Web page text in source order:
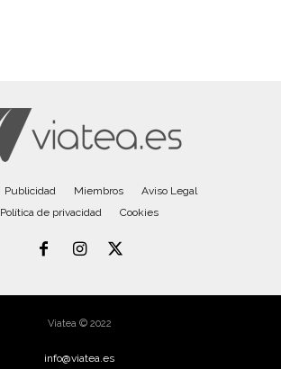
Publicidad Miembros
Aviso Legal
Política de privacidad
Cookies
Viatea © 2022
info@viatea.es